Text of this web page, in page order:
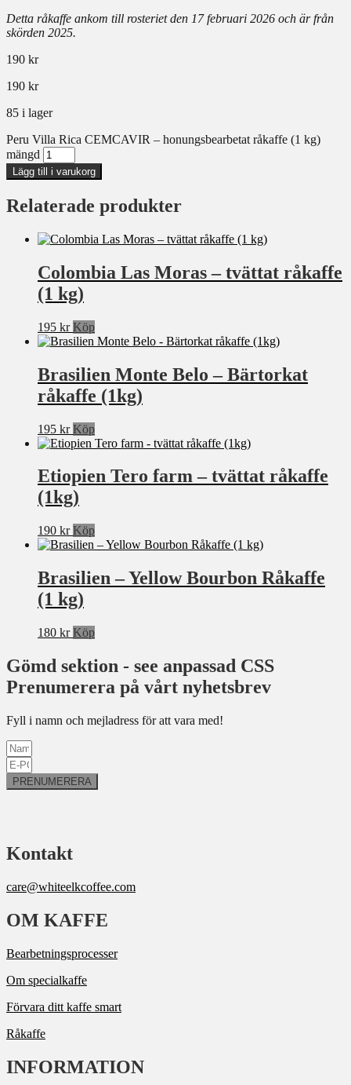
Detta råkaffe ankom till rosteriet den 17 februari 2026 och är från
skörden 2025.
190 kr
190 kr
85 i lager
Peru Villa Rica CEMCAVIR – honungsbearbetat råkaffe (1 kg)
mängd
Lägg till i varukorg
Relaterade produkter
Colombia Las Moras – tvättat råkaffe
(1 kg)
195 kr Köp
Brasilien Monte Belo – Bärtorkat
råkaffe (1kg)
195 kr Köp
Etiopien Tero farm – tvättat råkaffe
(1kg)
190 kr Köp
Brasilien – Yellow Bourbon Råkaffe
(1 kg)
180 kr Köp
Gömd sektion - see anpassad CSS
Prenumerera på vårt nyhetsbrev
Fyll i namn och mejladress för att vara med!
PRENUMERERA
Kontakt
care@whiteelkcoffee.com
OM KAFFE
Bearbetningsprocesser
Om specialkaffe
Förvara ditt kaffe smart
Råkaffe
INFORMATION